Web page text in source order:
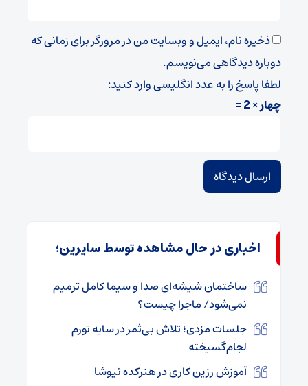
ذخیره نام، ایمیل و وبسایت من در مرورگر برای زمانی که
دوباره دیدگاهی می‌نویسم.
لطفا پاسخ را به عدد انگلیسی وارد کنید:
چهار × 2 =
اخباری در حال مشاهده توسط سایرین؛
ساختمان شیشه‌ای صدا و سیما کامل ترمیم
نمی‌شود/ ماجرا چیست؟
جلسات مزدی؛ تلاش بی‌ثمر در سایه تورم
لجام‌گسیخته
آموزش رزین کاری در هنرکده نیوشا